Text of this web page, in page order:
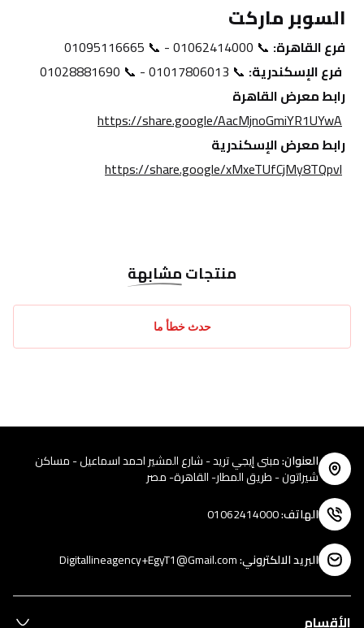
السوبر ماركت
فرع القاهرة: 📞 01062414000 - 📞 01095116665
فرع الإسكندرية: 📞 01017806013 - 📞 01028881690
رابط معرض القاهرة
https://share.google/AacMjnoGmiYR1UYwA
رابط معرض الإسكندرية
https://share.google/xMxeTUfCjMy8TQpvl
منتجاتمشابهة
حدث خطأ ما
العنوان:مبنى إيجي تريد - شارع المشير احمد اسماعيل - مساكن
شيراتون - طريق المطار- القاهرة- مصر
الهاتف:
01062414000
البريد الالكتروني:
Digitallineagency+EgyT1@Gmail.com
الأقسام